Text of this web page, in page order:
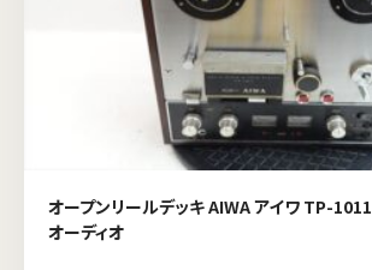
オープンリールデッキ AIWA アイワ TP-1011
オーディオ